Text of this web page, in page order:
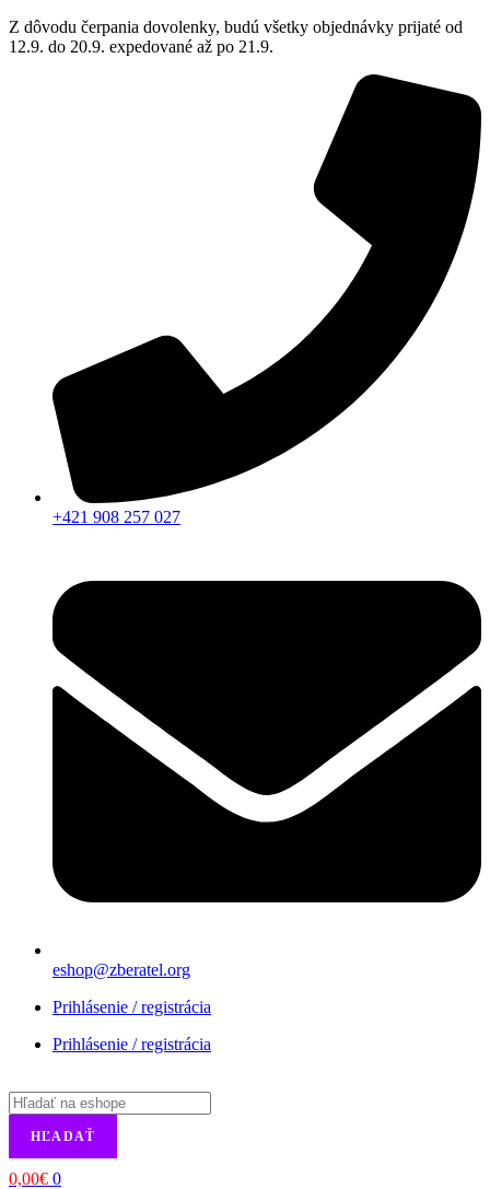
Z dôvodu čerpania dovolenky, budú všetky objednávky prijaté od
12.9. do 20.9. expedované až po 21.9.
+421 908 257 027
eshop@zberatel.org
Prihlásenie / registrácia
Prihlásenie / registrácia
Products
search
HĽADAŤ
0,00€ 0